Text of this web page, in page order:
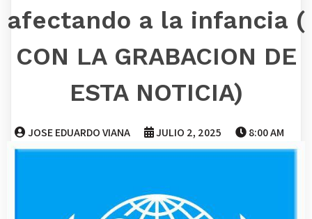
afectando a la infancia (
CON LA GRABACION DE
ESTA NOTICIA)
JOSE EDUARDO VIANA JULIO 2, 2025 8:00 AM